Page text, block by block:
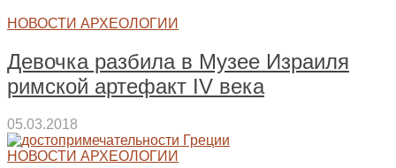
НОВОСТИ АРХЕОЛОГИИ
Девочка разбила в Музее Израиля
римской артефакт IV века
05.03.2018
НОВОСТИ АРХЕОЛОГИИ